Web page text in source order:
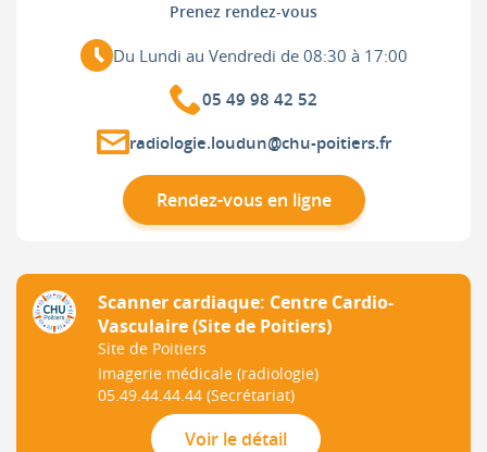
Prenez rendez-vous
Du Lundi au Vendredi de 08:30 à 17:00
05 49 98 42 52
radiologie.loudun@chu-poitiers.fr
Rendez-vous en ligne
Scanner cardiaque: Centre Cardio-
Vasculaire (Site de Poitiers)
Site de Poitiers
Imagerie médicale (radiologie)
05.49.44.44.44 (Secrétariat)
Voir le détail